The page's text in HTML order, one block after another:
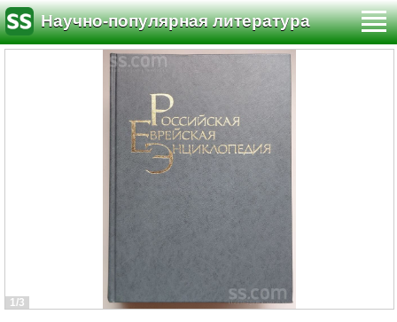
Научно-популярная литература
1/3